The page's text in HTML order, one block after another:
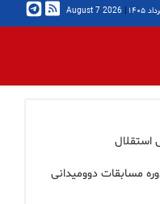
|
2026 August 7
استقلال
مسابقات دوومیدانی